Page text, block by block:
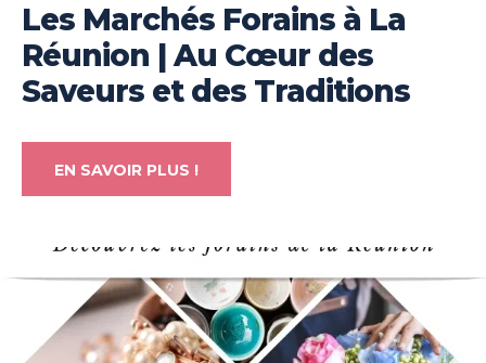
Les Marchés Forains à La
Réunion | Au Cœur des
Saveurs et des Traditions
EN SAVOIR PLUS !